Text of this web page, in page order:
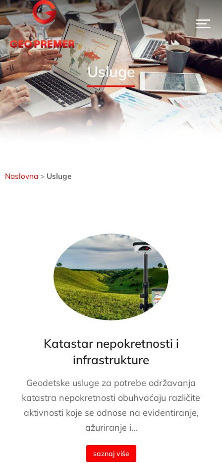
Usluge
Naslovna > Usluge
Katastar nepokretnosti i
infrastrukture
Geodetske usluge za potrebe održavanja
katastra nepokretnosti obuhvaćaju različite
aktivnosti koje se odnose na evidentiranje,
ažuriranje i...
saznaj više